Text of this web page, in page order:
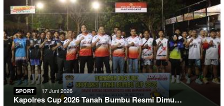
SPORT 17 Juni 2026
Kapolres Cup 2026 Tanah Bumbu Resmi Dimu…